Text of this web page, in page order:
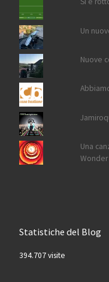
Un
Nuove
Una
Wonder
Statistiche del Blog
394.707 visite